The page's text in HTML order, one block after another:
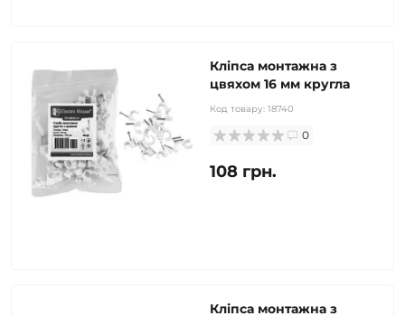
Кліпса монтажна з
цвяхом 16 мм кругла
Код товару: 18740
0
108 грн.
Кліпса монтажна з